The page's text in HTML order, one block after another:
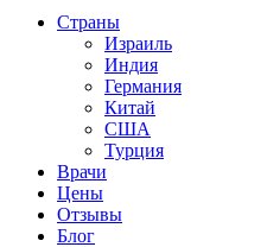
Страны
Израиль
Индия
Германия
Китай
США
Турция
Врачи
Цены
Отзывы
Блог